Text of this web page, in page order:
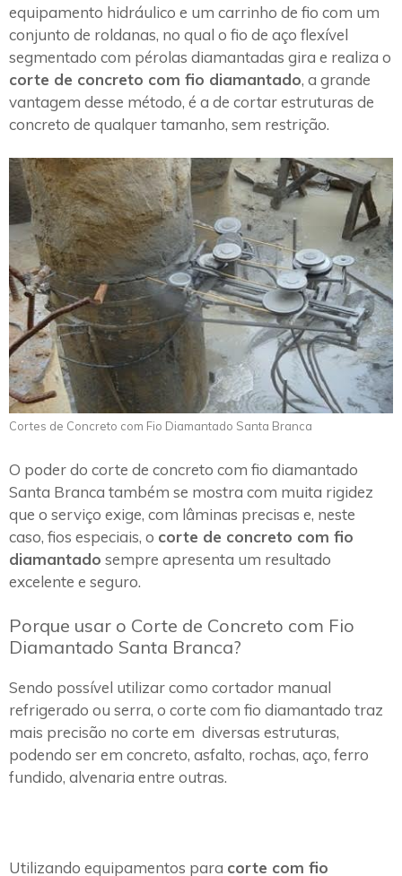
equipamento hidráulico e um carrinho de fio com um
conjunto de roldanas, no qual o fio de aço flexível
segmentado com pérolas diamantadas gira e realiza o
corte de concreto com fio diamantado, a grande
vantagem desse método, é a de cortar estruturas de
concreto de qualquer tamanho, sem restrição.
Cortes de Concreto com Fio Diamantado Santa Branca
O poder do corte de concreto com fio diamantado
Santa Branca também se mostra com muita rigidez
que o serviço exige, com lâminas precisas e, neste
caso, fios especiais, o corte de concreto com fio
diamantado sempre apresenta um resultado
excelente e seguro.
Porque usar o Corte de Concreto com Fio
Diamantado Santa Branca?
Sendo possível utilizar como cortador manual
refrigerado ou serra, o corte com fio diamantado traz
mais precisão no corte em diversas estruturas,
podendo ser em concreto, asfalto, rochas, aço, ferro
fundido, alvenaria entre outras.
Utilizando equipamentos para corte com fio